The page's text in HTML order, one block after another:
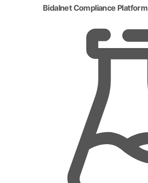
Bidalnet Compliance Platform